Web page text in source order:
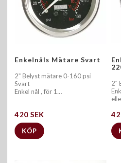
Enkelnåls Mätare Svart
2" Belyst mätare 0-160 psi
Svart
Enkel nål , för 1…
420 SEK
KÖP
2"